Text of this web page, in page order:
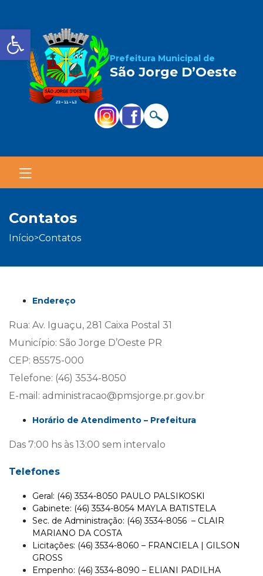
Barra de Ferramentas
Prefeitura Municipal de
São Jorge D’Oeste
contatos
início> contatos
Endereço
Rua: Av. Iguaçu, 281 Caixa Postal 31
Município: São Jorge D’Oeste PR
CEP: 85575-000
Telefone: (46) 3534-8050
E-mail: administracao@pmsjorge.pr.gov.br
Horário de Atendimento – Prefeitura
Das 7:00 hs às 13:00 sem intervalo
Telefones
Geral: (46) 3534-8050 PAULO PALSIKOSKI
Gabinete: (46) 3534-8054 MAYLA BATISTELA
Sec. de Administração: (46) 3534-8056 – CLAIR
MARIANO DA COSTA
Licitações: (46) 3534-8060 – FRANCIELA | GILSON
GROSS
Empenho: (46) 3534-8090 – ELIANI PADILHA